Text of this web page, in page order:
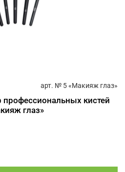
арт. № 5 «Макияж глаз»
кистей
глаз»